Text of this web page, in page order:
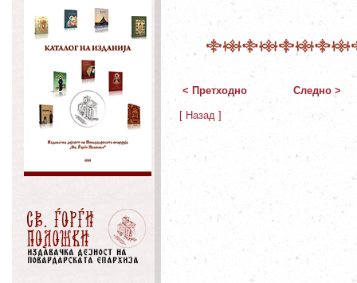
< Претходно Следно >
[ Назад ]